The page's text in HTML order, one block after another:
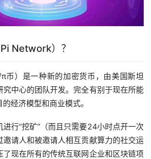
Network）？
币）是一种新的加密货币，由美国斯坦
究中心的团队开发。完全有别于现在所能
经济模型和商业模式。
行“挖矿”（而且只需要24小时点开一次
邀请人和被邀请人相互贡献算力的社交运
了现在所有的传统互联网企业和区块链项